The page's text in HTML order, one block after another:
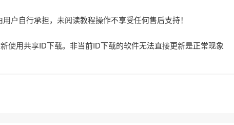
户自行承担，未阅读教程操作不享受任何售后支持！
使用共享ID下载。非当前ID下载的软件无法直接更新是正常现象